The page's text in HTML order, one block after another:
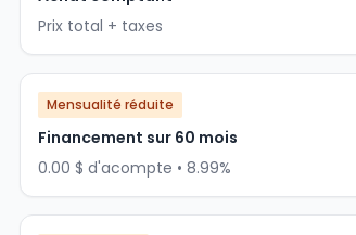
Prix total + taxes
Mensualité réduite
Financement sur 60 mois
0.00 $ d'acompte • 8.99%